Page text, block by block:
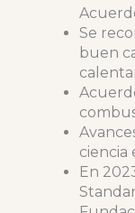
Se
buen
ciencia
En